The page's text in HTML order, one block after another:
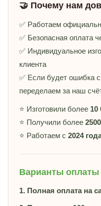
🤝 Почему нам
✅ Работаем
✅ Безопасная оплата
✅ Индивидуальное
клиента
✅ Если будет ошибка
переделаем за наш
⭐ Изготовили более 10
⭐ Получили более
⭐ Работаем с 2024
Варианты оплаты
1. Полная оплата на